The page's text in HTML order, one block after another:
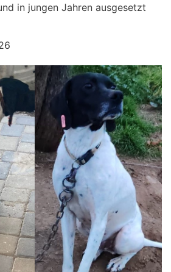
in jungen Jahren ausgesetzt